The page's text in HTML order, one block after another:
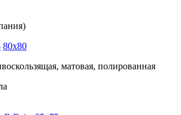
80x80
матовая, полированная